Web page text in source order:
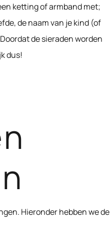
ketting of armband met;
de naam van je kind (of
de sieraden worden
dus!
Hieronder hebben we de